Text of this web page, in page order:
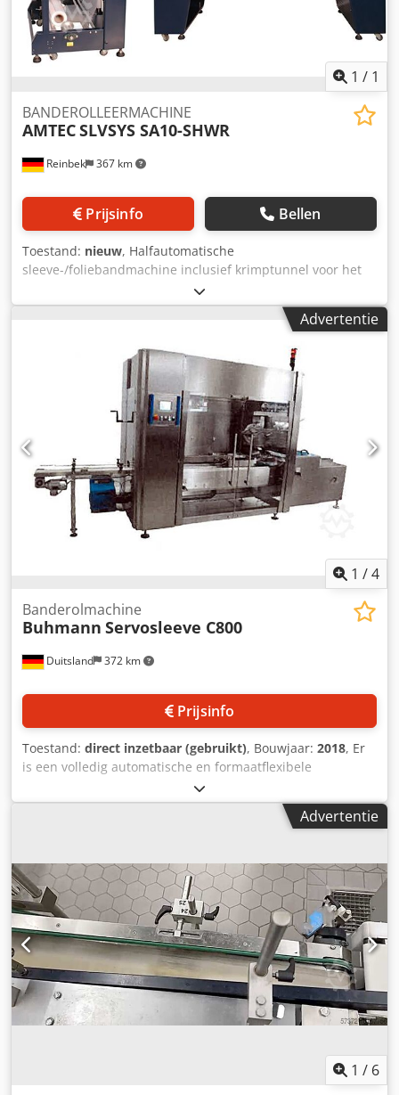
nieuwe machines direct uit voorraad leverbaar. Bovendien
hanteren wij zeer korte levertijden van circa 3 weken voor
machines die op klantspecificatie worden vervaardigd. -
1 / 1
Reinbek 367 km
BANDEROLLEERMACHINE
AMTECSLVSYS SA10-SHWR
Prijsinfo Bellen
Toestand: nieuw, Halfautomatische
sleeve-/foliebandmachine inclusief krimptunnel voor het
verpakken van grote producten. Technische gegevens
sleeve packer: Maximaal. machinecyclussnelheid bij
stationair draaien: 10 cycli/minuut; Maximaal.
productafmetingen (mm): L500xB300xH330; Breedte van
het lasmes: 700mm; Voeding: ~380V, 50Hz; Stroomverbruik:
1,5 kW; Benodigde perslucht: max. 0,6 MPa;
Persluchtverbruik: 0,1 m³/min; Afmetingen:
L1100xB1100xH2250mm. Technische gegevens
krimptunnel: Geschikte folie: PE- of PVC-folie; Maximaal.
Geschikte productafmetingen: B450xH350mm;
Doorvoersnelheid max. 13 m/min; Voeding: ~380V, 50Hz;
Dkedsv Hp U Sopfx Agtjr Stroomverbruik: 24kW;
Afmetingen: L2570xB850xH1580mm.
Advertentie
1 /4
Duitsland 372 km
Banderolmachine
Buhmann Servosleeve C800
Prijsinfo
Toestand: direct inzetbaar (gebruikt), Bouwjaar: 2018, Er
is een volledig automatische en formaatflexibele
banderolleermachine van Buhmann beschikbaar voor
potten. Banderolleercapaciteit: 150 enkele
verpakkingen/min, potdiameter: ca. 67 mm, pothoogte: ca.
mm/2150 mm, gewicht: ca. 1300 kg. Inclusief toevoer met
schroef, roterende toevoer met magazijn, bekerstransport,
uitvoer, lijmsysteem en randapparatuur. Documentatie
aanwezig. Bezichtiging ter plaatse is mogelijk.
Dsdpfxjyhqbye Agtokr
Advertentie
1 / 6